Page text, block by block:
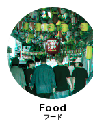
Food
フード